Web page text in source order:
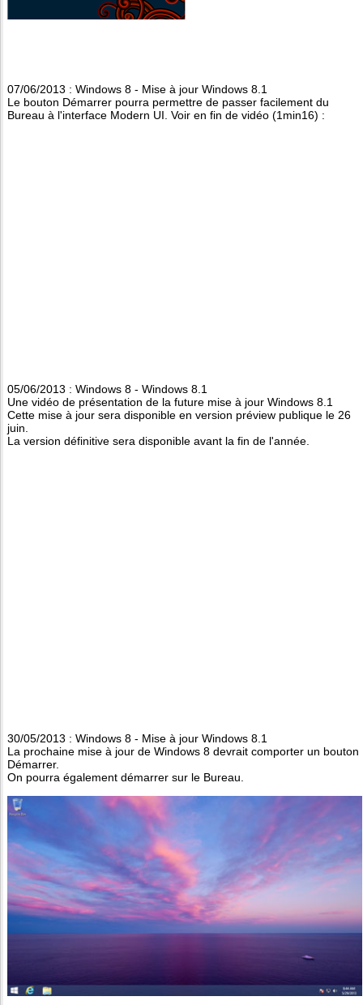
07/06/2013 : Windows 8 - Mise à jour Windows 8.1
Le bouton Démarrer pourra permettre de passer facilement du
Bureau à l'interface Modern UI. Voir en fin de vidéo (1min16) :
05/06/2013 : Windows 8 - Windows 8.1
Une vidéo de présentation de la future mise à jour Windows 8.1
Cette mise à jour sera disponible en version préview publique le 26
juin.
La version définitive sera disponible avant la fin de l'année.
30/05/2013 : Windows 8 - Mise à jour Windows 8.1
La prochaine mise à jour de Windows 8 devrait comporter un bouton
Démarrer.
On pourra également démarrer sur le Bureau.